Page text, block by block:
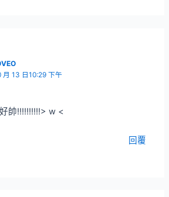
月 13 日10:29 下午
帥!!!!!!!!!!> w <
回覆